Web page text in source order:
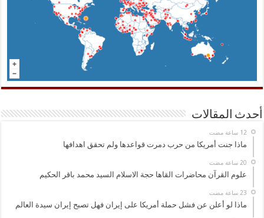
أحدث المقالات
ماذا جنت أمريكا من حرب دمرت قواعدها ولم تحقق اهدافها
علوم القرآن محاضرات القاها حجة الاسلام السيد محمد باقر الحكيم
ماذا لو أعلن عن فشل حملة أمريكا على إيران فهل تصبح إيران سيدة العالم